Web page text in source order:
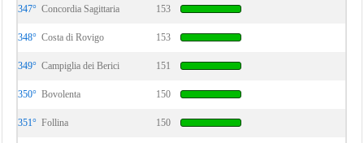
347° Concordia Sagittaria 153
348° Costa di Rovigo 153
349° Campiglia dei Berici 151
350° Bovolenta 150
351° Follina 150